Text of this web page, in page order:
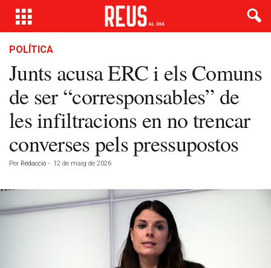
POLÍTICA
Junts acusa ERC i els Comuns
de ser “corresponsables” de
les infiltracions en no trencar
converses pels pressupostos
Por Redacció - 12 de maig de 2026